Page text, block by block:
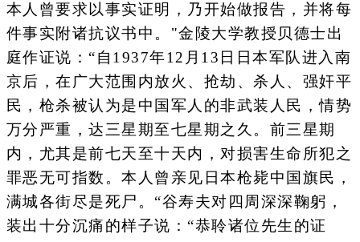
本人曾要求以事实证明，乃开始做报告，并将每
件事实附诸抗议书中。"金陵大学教授贝德士出
庭作证说：“自1937年12月13日日本军队进入南
京后，在广大范围内放火、抢劫、杀人、强奸平
民，枪杀被认为是中国军人的非武装人民，情势
万分严重，达三星期至七星期之久。前三星期
内，尤其是前七天至十天内，对损害生命所犯之
罪恶无可指数。本人曾亲见日本枪毙中国旗民，
满城各街尽是死尸。“谷寿夫对四周深深鞠躬，
装出十分沉痛的样子说：“恭聆诸位先生的证